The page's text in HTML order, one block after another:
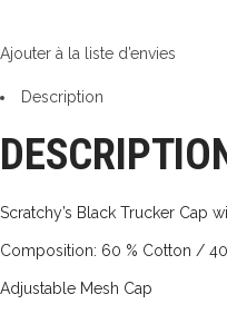
Ajouter à la liste d’envies
Description
Scratchy’s Black Trucker Cap
Composition: 60 % Cotton /
Adjustable Mesh Cap